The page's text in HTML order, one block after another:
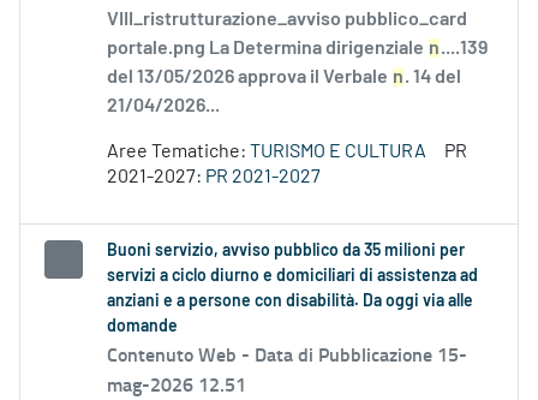
VIII_ristrutturazione_avviso pubblico_card
portale.png La Determina dirigenziale n....139
del 13/05/2026 approva il Verbale n. 14 del
21/04/2026...
Aree Tematiche: TURISMO E CULTURA
PR
2021-2027: PR 2021-2027
Buoni servizio, avviso pubblico da 35 milioni per
servizi a ciclo diurno e domiciliari di assistenza ad
anziani e a persone con disabilità. Da oggi via alle
domande
Contenuto Web - Data di Pubblicazione 15-
mag-2026 12.51